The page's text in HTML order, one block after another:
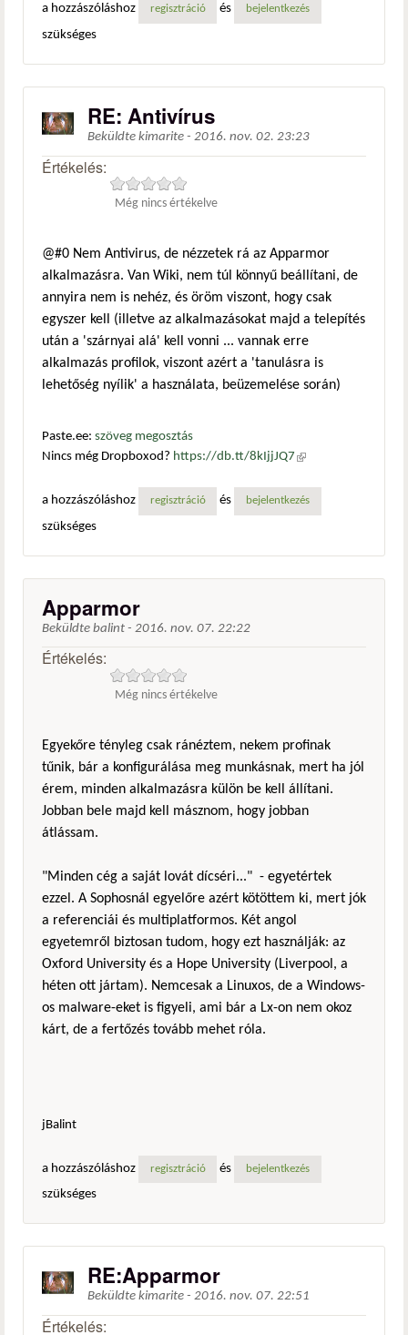
a hozzászóláshoz regisztráció és bejelentkezés
szükséges
RE: Antivírus
Beküldte kimarite - 2016. nov. 02. 23:23
Értékelés:
Még nincs értékelve
@#0 Nem Antivirus, de nézzetek rá az Apparmor
alkalmazásra. Van Wiki, nem túl könnyű beállítani, de
annyira nem is nehéz, és öröm viszont, hogy csak
egyszer kell (illetve az alkalmazásokat majd a telepítés
után a 'szárnyai alá' kell vonni ... vannak erre
alkalmazás profilok, viszont azért a 'tanulásra is
lehetőség nyílik' a használata, beüzemelése során)
Paste.ee: szöveg megosztás
Nincs még Dropboxod? https://db.tt/8kIjjJQ7 (külső
a hozzászóláshoz
regisztráció és bejelentkezés
szükséges
Apparmor
Beküldte balint - 2016. nov. 07. 22:22
Értékelés:
Még nincs értékelve
Egyekőre tényleg csak ránéztem, nekem profinak
tűnik, bár a konfigurálása meg munkásnak, mert ha jól
érem, minden alkalmazásra külön be kell állítani.
Jobban bele majd kell másznom, hogy jobban
átlássam.
"Minden cég a saját lovát dícséri..." - egyetértek
ezzel. A Sophosnál egyelőre azért kötöttem ki, mert jók
a referenciái és multiplatformos. Két angol
egyetemről biztosan tudom, hogy ezt használják: az
Oxford University és a Hope University (Liverpool, a
héten ott jártam). Nemcesak a Linuxos, de a Windows-
os malware-eket is figyeli, ami bár a Lx-on nem okoz
kárt, de a fertőzés tovább mehet róla.
jBalint
a hozzászóláshoz regisztráció és bejelentkezés
szükséges
RE:Apparmor
Beküldte kimarite - 2016. nov. 07. 22:51
Értékelés: